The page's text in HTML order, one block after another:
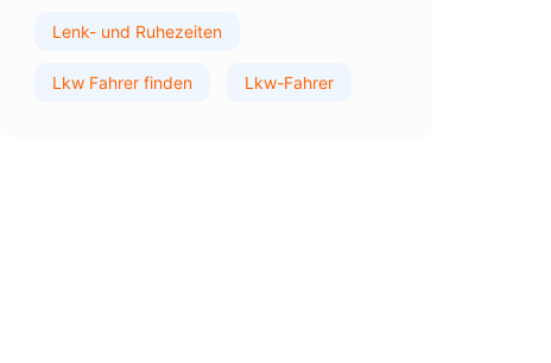
Lenk- und Ruhezeiten
Lkw Fahrer finden Lkw-Fahrer